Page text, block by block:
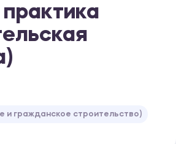
и гражданское строительство)